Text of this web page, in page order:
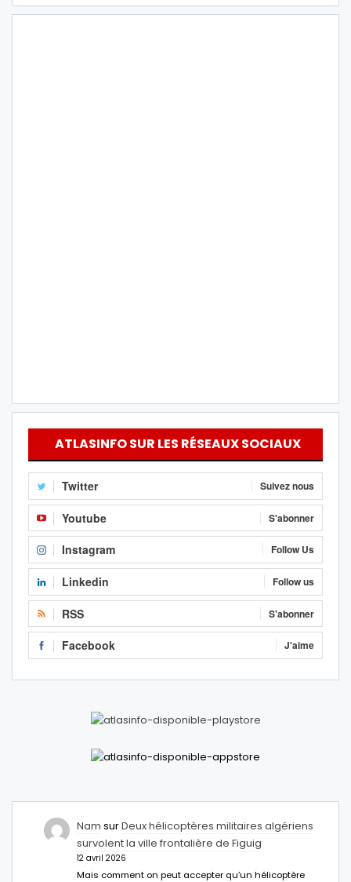
ATLASINFO SUR LES RÉSEAUX SOCIAUX
Twitter Suivez nous
Youtube S'abonner
Instagram Follow Us
Linkedin Follow us
RSS S'abonner
Facebook J'aime
Nam surDeux hélicoptères militaires algériens
survolent la ville frontalière de Figuig
12 avril 2026
Mais comment on peut accepter qu’un hélicoptère